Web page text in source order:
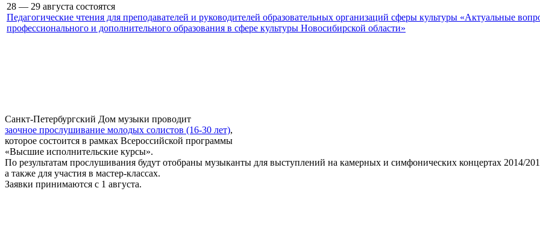
28 — 29 августа состоятся
Педагогические чтения для преподавателей и руководителей образовательных организаций сферы культуры «Актуальные
профессионального и дополнительного образования в сфере культуры Новосибирской области»
Санкт-Петербургский Дом музыки проводит
заочное прослушивание молодых солистов (16-30 лет),
которое состоится в рамках Всероссийской программы
«Высшие исполнительские курсы».
По результатам прослушивания будут отобраны музыканты для выступлений на камерных и симфонических концертах 2014/
а также для участия в мастер-классах.
Заявки принимаются с 1 августа.